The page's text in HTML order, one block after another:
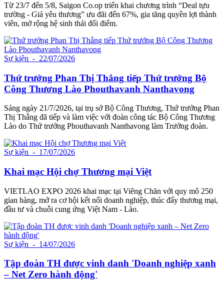
Từ 23/7 đến 5/8, Saigon Co.op triển khai chương trình “Deal tựu
trường - Giá yêu thương” ưu đãi đến 67%, gia tăng quyền lợi thành
viên, mở rộng hệ sinh thái đổi điểm.
Sự kiện - 22/07/2026
Thứ trưởng Phan Thị Thắng tiếp Thứ trưởng Bộ
Công Thương Lào Phouthavanh Nanthavong
Sáng ngày 21/7/2026, tại trụ sở Bộ Công Thương, Thứ trưởng Phan
Thị Thắng đã tiếp và làm việc với đoàn công tác Bộ Công Thương
Lào do Thứ trưởng Phouthavanh Nanthavong làm Trưởng đoàn.
Sự kiện - 17/07/2026
Khai mạc Hội chợ Thương mại Việt
VIETLAO EXPO 2026 khai mạc tại Viêng Chăn với quy mô 250
gian hàng, mở ra cơ hội kết nối doanh nghiệp, thúc đẩy thương mại,
đầu tư và chuỗi cung ứng Việt Nam - Lào.
Sự kiện - 14/07/2026
Tập đoàn TH được vinh danh 'Doanh nghiệp xanh
– Net Zero hành động'